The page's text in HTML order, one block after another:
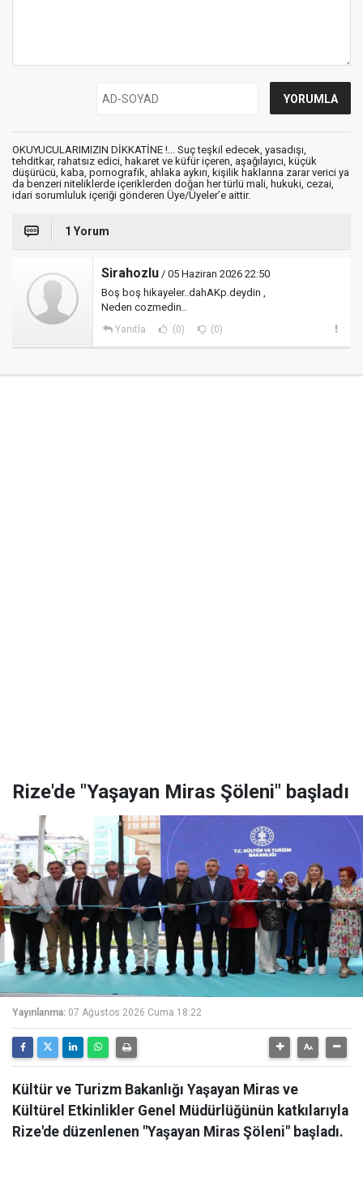
OKUYUCULARIMIZIN DİKKATİNE !... Suç teşkil edecek, yasadışı,
tehditkar, rahatsız edici, hakaret ve küfür içeren, aşağılayıcı, küçük
düşürücü, kaba, pornografik, ahlaka aykırı, kişilik haklarına zarar verici ya
da benzeri niteliklerde içeriklerden doğan her türlü mali, hukuki, cezai,
idari sorumluluk içeriği gönderen Üye/Üyeler’e aittir.
1 Yorum
Sirahozlu / 05 Haziran 2026 22:50
Boş boş hikayeler..dahAKp.deydin ,
Neden cozmedin..
Yanıtla (0) (0)
Rize'de "Yaşayan Miras Şöleni" başladı
Yayınlanma: 07 Ağustos 2026 Cuma 18:22
Kültür ve Turizm Bakanlığı Yaşayan Miras ve
Kültürel Etkinlikler Genel Müdürlüğünün katkılarıyla
Rize'de düzenlenen "Yaşayan Miras Şöleni" başladı.